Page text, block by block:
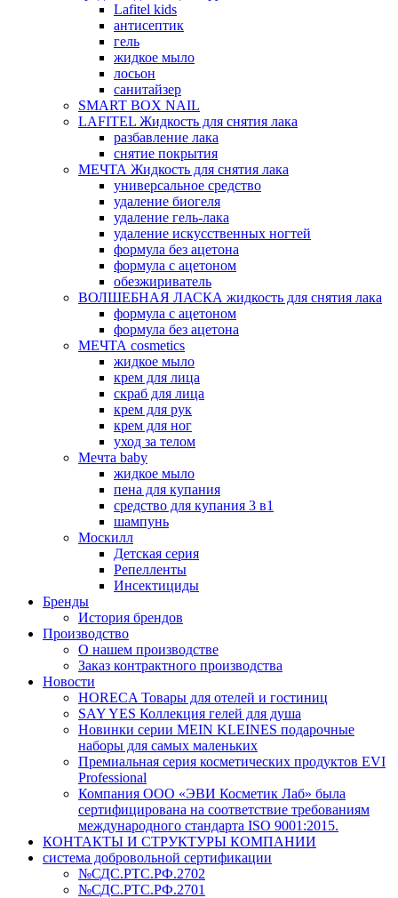
Lafitel kids
антисептик
гель
жидкое мыло
лосьон
санитайзер
SMART BOX NAIL
LAFITEL Жидкость для снятия лака
разбавление лака
снятие покрытия
МЕЧТА Жидкость для снятия лака
универсальное средство
удаление биогеля
удаление гель-лака
удаление искусственных ногтей
формула без ацетона
формула с ацетоном
обезжириватель
ВОЛШЕБНАЯ ЛАСКА жидкость для снятия лака
формула с ацетоном
формула без ацетона
МЕЧТА cosmetics
жидкое мыло
крем для лица
скраб для лица
крем для рук
крем для ног
уход за телом
Мечта baby
жидкое мыло
пена для купания
средство для купания 3 в1
шампунь
Москилл
Детская серия
Репелленты
Инсектициды
Бренды
История брендов
Производство
О нашем производстве
Заказ контрактного производства
Новости
HORECA Товары для отелей и гостиниц
SAY YES Коллекция гелей для душа
Новинки серии MEIN KLEINES подарочные
наборы для самых маленьких
Премиальная серия косметических продуктов EVI
Professional
Компания ООО «ЭВИ Косметик Лаб» была
сертифицирована на соответствие требованиям
международного стандарта ISO 9001:2015.
КОНТАКТЫ И СТРУКТУРЫ КОМПАНИИ
система добровольной сертификации
№СДС.РТС.РФ.2702
№СДС.РТС.РФ.2701